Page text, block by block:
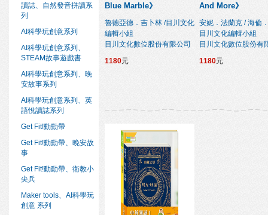
讀誌、自然發音拼讀系
列
AI科學玩創意系列
AI科學玩創意系列、
STEAM故事遊戲書
AI科學玩創意系列、晚
安故事系列
AI科學玩創意系列、英
語悅讀誌系列
Get Fit!動動帶
Get Fit!動動帶、晚安故
事
Get Fit!動動帶、衛教小
尖兵
Maker tools、AI科學玩
創意 系列
Blue Marble》
魯德亞德．吉卜林 /目川文化
編輯小組
目川文化數位股份有限公司
1180元
And More》
安妮．法蘭克 / 海倫
目川文化編輯小組
目川文化數位股份有
1180元